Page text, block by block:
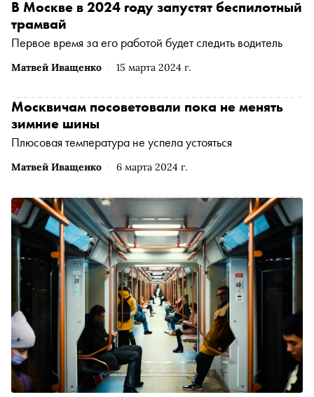
Матвей Иващенко 15 марта 2024 г.
В Москве в 2024 году запустят беспилотный
трамвай
Первое время за его работой будет следить водитель
Матвей Иващенко 6 марта 2024 г.
Москвичам посоветовали пока не менять
зимние шины
Плюсовая температура не успела устояться